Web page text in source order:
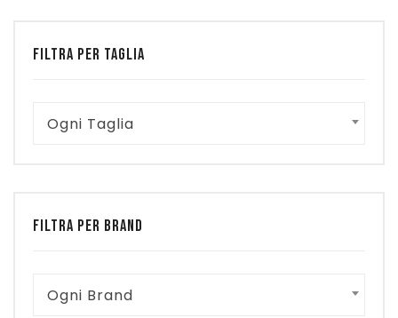
FILTRA PER TAGLIA
Ogni Taglia
FILTRA PER BRAND
Ogni Brand